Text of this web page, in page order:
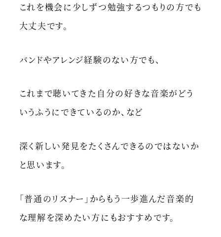
これを機会に少しずつ勉強するつもりの方でも
大丈夫です。
バンドやアレンジ経験のない方でも、
これまで聴いてきた自分の好きな音楽がどう
いうふうにできているのか、など
深く新しい発見をたくさんできるのではないか
と思います。
「普通のリスナー」からもう一歩進んだ音楽的
な理解を深めたい方にもおすすめです。